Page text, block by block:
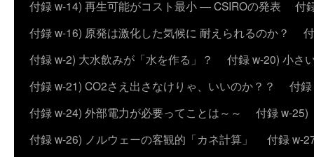
付録 w-14) 再生可能がコスト最小 ― CSIROの発表
付
付録 w-16) 原発は激化した気候に 耐えられるのか？
付録 w-2) 大水飲みが「水を作る」？
付録 w-20) 小さ
付録 w-21) CO2さえ出さなけりゃ、いいのか？？
付
付録 w-24) 外部電力が必要ってことは～～
付録 w-25)
付録 w-26) ノルウェーの客観的「カネ計算」
付録 w-